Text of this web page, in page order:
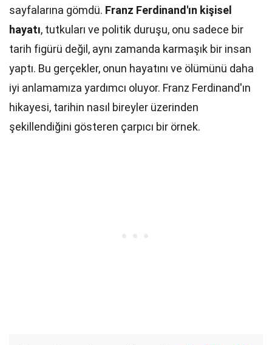
sayfalarına gömdü. Franz Ferdinand'ın kişisel
hayatı, tutkuları ve politik duruşu, onu sadece bir
tarih figürü değil, aynı zamanda karmaşık bir insan
yaptı. Bu gerçekler, onun hayatını ve ölümünü daha
iyi anlamamıza yardımcı oluyor. Franz Ferdinand'ın
hikayesi, tarihin nasıl bireyler üzerinden
şekillendiğini gösteren çarpıcı bir örnek.